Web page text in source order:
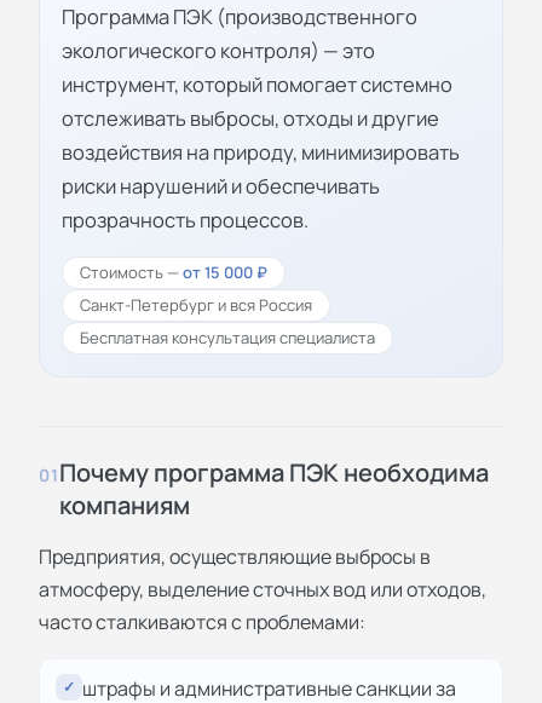
Программа ПЭК (производственного
экологического контроля) — это
инструмент, который помогает системно
отслеживать выбросы, отходы и другие
воздействия на природу, минимизировать
риски нарушений и обеспечивать
прозрачность процессов.
Стоимость —от 15 000 ₽
Санкт-Петербург и вся Россия
Бесплатная консультация специалиста
01Почему программа ПЭК необходима
компаниям
Предприятия, осуществляющие выбросы в
атмосферу, выделение сточных вод или отходов,
часто сталкиваются с проблемами:
✓ штрафы и административные санкции за